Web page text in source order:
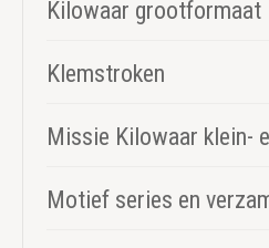
Kilowaar grootformaat
Klemstroken
Missie Kilowaar klein-
Motief series en